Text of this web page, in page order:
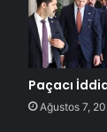
Paçacı
Ağustos 7,